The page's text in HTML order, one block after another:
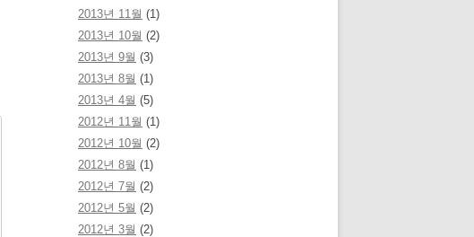
2013년 11월 (1)
2013년 10월 (2)
2013년 9월 (3)
2013년 8월 (1)
2013년 4월 (5)
2012년 11월 (1)
2012년 10월 (2)
2012년 8월 (1)
2012년 7월 (2)
2012년 5월 (2)
2012년 3월 (2)